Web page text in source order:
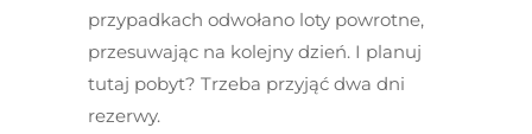
przypadkach odwołano loty powrotne,
przesuwając na kolejny dzień. I planuj
tutaj pobyt? Trzeba przyjąć dwa dni
rezerwy.